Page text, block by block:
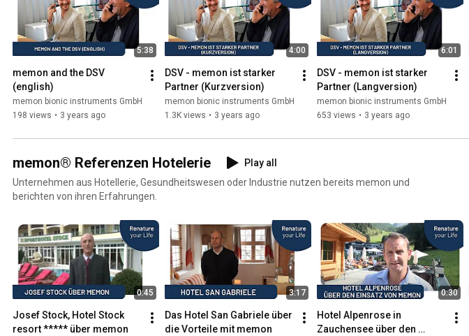
5:38
memon and the DSV
(english)
memon bionic instruments GmbH
198 views • 3 years ago
4:00
DSV - memon ist starker
Partner (Kurzversion)
memon bionic instruments GmbH
1.3K views • 3 years ago
6:01
DSV - memon ist starker
Partner (Langversion)
memon bionic instruments GmbH
653 views • 3 years ago
memon® Referenzen Hotelerie
Play all
Unternehmen aus Hotellerie, Gesundheitswesen oder Industrie nutzen bereits memon und
berichten von ihren Erfahrungen.
0:45
Josef Stock, Hotel Stock
resort ***** über memon
3:17
Das Hotel San Gabriele über
die Vorteile mit memon
0:30
Hotel Alpenrose in
Zauchensee über den